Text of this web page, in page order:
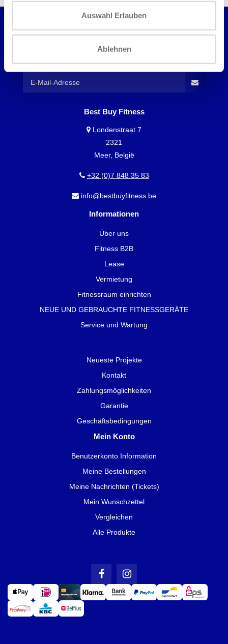
Auswahl Erlauben
Ablehnen
INFORMIERT WERDEN?
Dann abonniere unseren Newsletter!
Best Buy Fitness
Londenstraat 7
2321
Meer, België
+32 (0)7 848 35 83
info@bestbuyfitness.be
Informationen
Über uns
Fitness B2B
Lease
Vermietung
Fitnessraum einrichten
NEUE UND GEBRAUCHTE FITNESSGERÄTE
Service und Wartung
Neueste Projekte
Kontakt
Zahlungsmöglichkeiten
Garantie
Geschäftsbedingungen
Mein Konto
Benutzerkonto Information
Meine Bestellungen
Meine Nachrichten (Tickets)
Mein Wunschzettel
Vergleichen
Alle Produkte